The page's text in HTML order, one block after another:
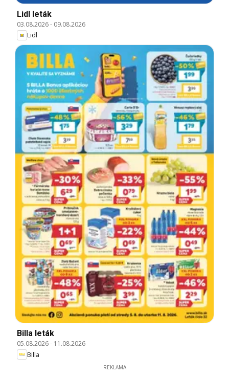
Lidl leták
03.08.2026- 09.08.2026
Lidl
Billa leták
05.08.2026- 11.08.2026
Billa
REKLAMA